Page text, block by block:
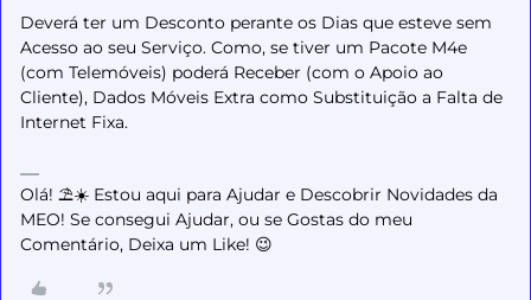
Deverá ter um Desconto perante os Dias que esteve sem
Acesso ao seu Serviço. Como, se tiver um Pacote M4e
(com Telemóveis) poderá Receber (com o Apoio ao
Cliente), Dados Móveis Extra como Substituição a Falta de
Internet Fixa.
Olá! ⛱️☀️ Estou aqui para Ajudar e Descobrir Novidades da
MEO! Se consegui Ajudar, ou se Gostas do meu
Comentário, Deixa um Like! 😉